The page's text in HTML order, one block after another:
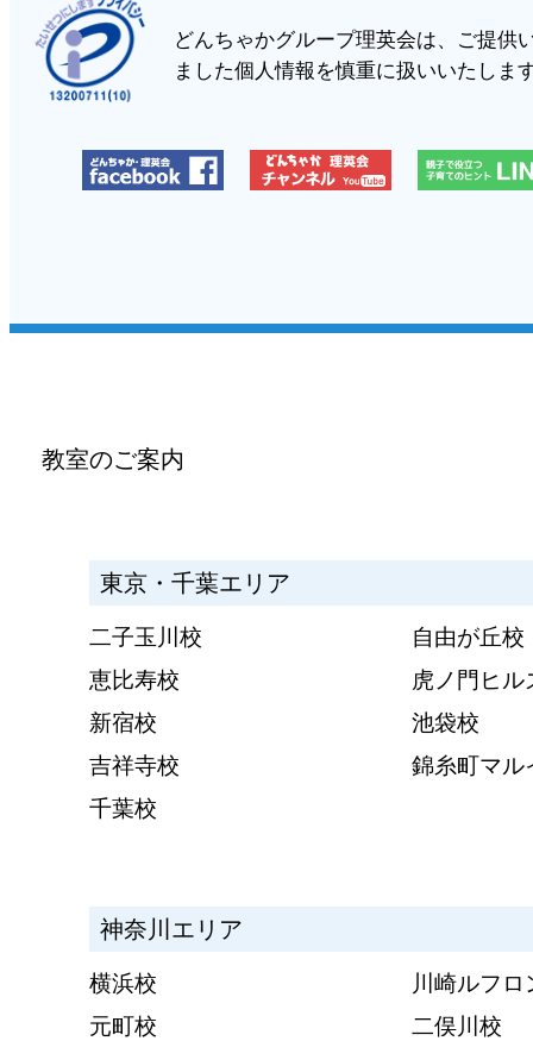
どんちゃかグループ理英会は、ご提供
ました個人情報を慎重に扱いいたしま
教室のご案内
東京・千葉エリア
二子玉川校
自由が丘校
恵比寿校
虎ノ門ヒル
新宿校
池袋校
吉祥寺校
錦糸町マル
千葉校
神奈川エリア
横浜校
川崎ルフロ
元町校
二俣川校